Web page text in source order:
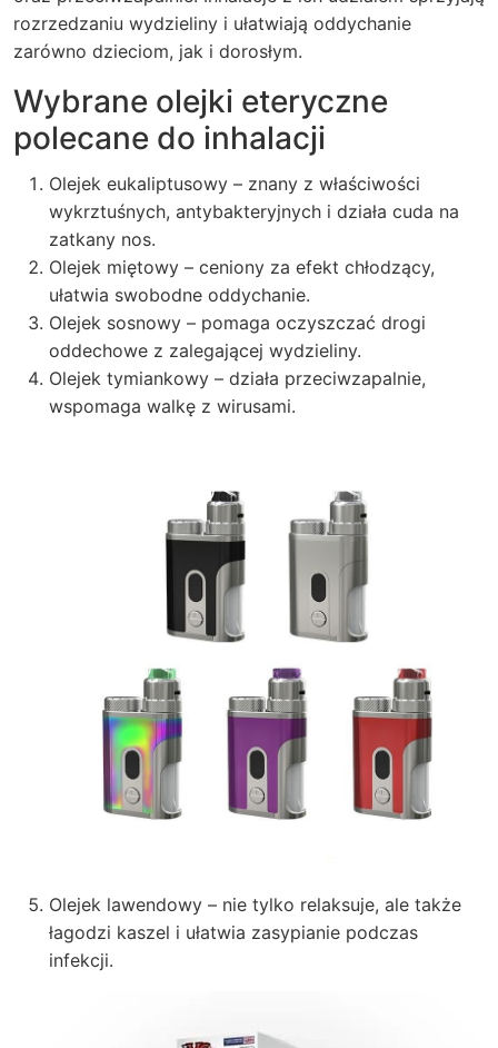
rozrzedzaniu wydzieliny i ułatwiają oddychanie
zarówno dzieciom, jak i dorosłym.
Wybrane olejki eteryczne
polecane do inhalacji
Olejek eukaliptusowy – znany z właściwości
wykrztuśnych, antybakteryjnych i działa cuda na
zatkany nos.
Olejek miętowy – ceniony za efekt chłodzący,
ułatwia swobodne oddychanie.
Olejek sosnowy – pomaga oczyszczać drogi
oddechowe z zalegającej wydzieliny.
Olejek tymiankowy – działa przeciwzapalnie,
wspomaga walkę z wirusami.
Olejek lawendowy – nie tylko relaksuje, ale także
łagodzi kaszel i ułatwia zasypianie podczas
infekcji.